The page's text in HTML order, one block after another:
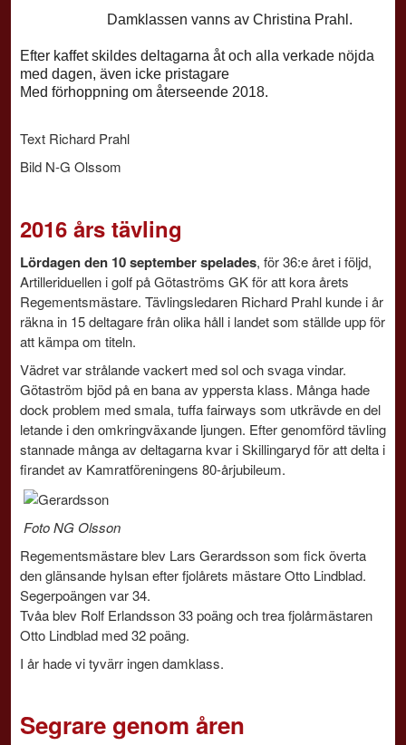
Damklassen vanns av Christina Prahl.
Efter kaffet skildes deltagarna åt och alla verkade nöjda
med dagen, även icke pristagare
Med förhoppning om återseende 2018.
Text Richard Prahl
Bild N-G Olssom
2016 års tävling
Lördagen den 10 september spelades, för 36:e året i följd,
Artilleriduellen i golf på Götaströms GK för att kora årets
Regementsmästare. Tävlingsledaren Richard Prahl kunde i år
räkna in 15 deltagare från olika håll i landet som ställde upp för
att kämpa om titeln.
Vädret var strålande vackert med sol och svaga vindar.
Götaström bjöd på en bana av yppersta klass. Många hade
dock problem med smala, tuffa fairways som utkrävde en del
letande i den omkringväxande ljungen. Efter genomförd tävling
stannade många av deltagarna kvar i Skillingaryd för att delta i
firandet av Kamratföreningens 80-årjubileum.
Foto NG Olsson
Regementsmästare blev Lars Gerardsson som fick överta
den glänsande hylsan efter fjolårets mästare Otto Lindblad.
Segerpoängen var 34.
Tvåa blev Rolf Erlandsson 33 poäng och trea fjolårmästaren
Otto Lindblad med 32 poäng.
I år hade vi tyvärr ingen damklass.
Segrare genom åren